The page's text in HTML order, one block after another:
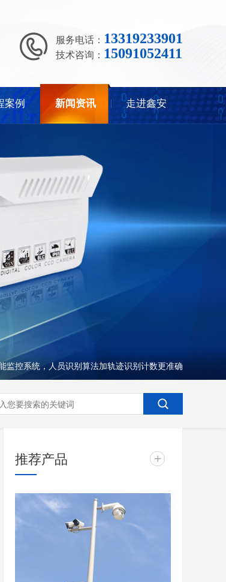
服务电话： 13319233901
技术咨询： 15091052411
案例 新闻资讯 走进鑫安
监控系统，人员识别算法加轨迹识别计数更准确
推荐产品 +